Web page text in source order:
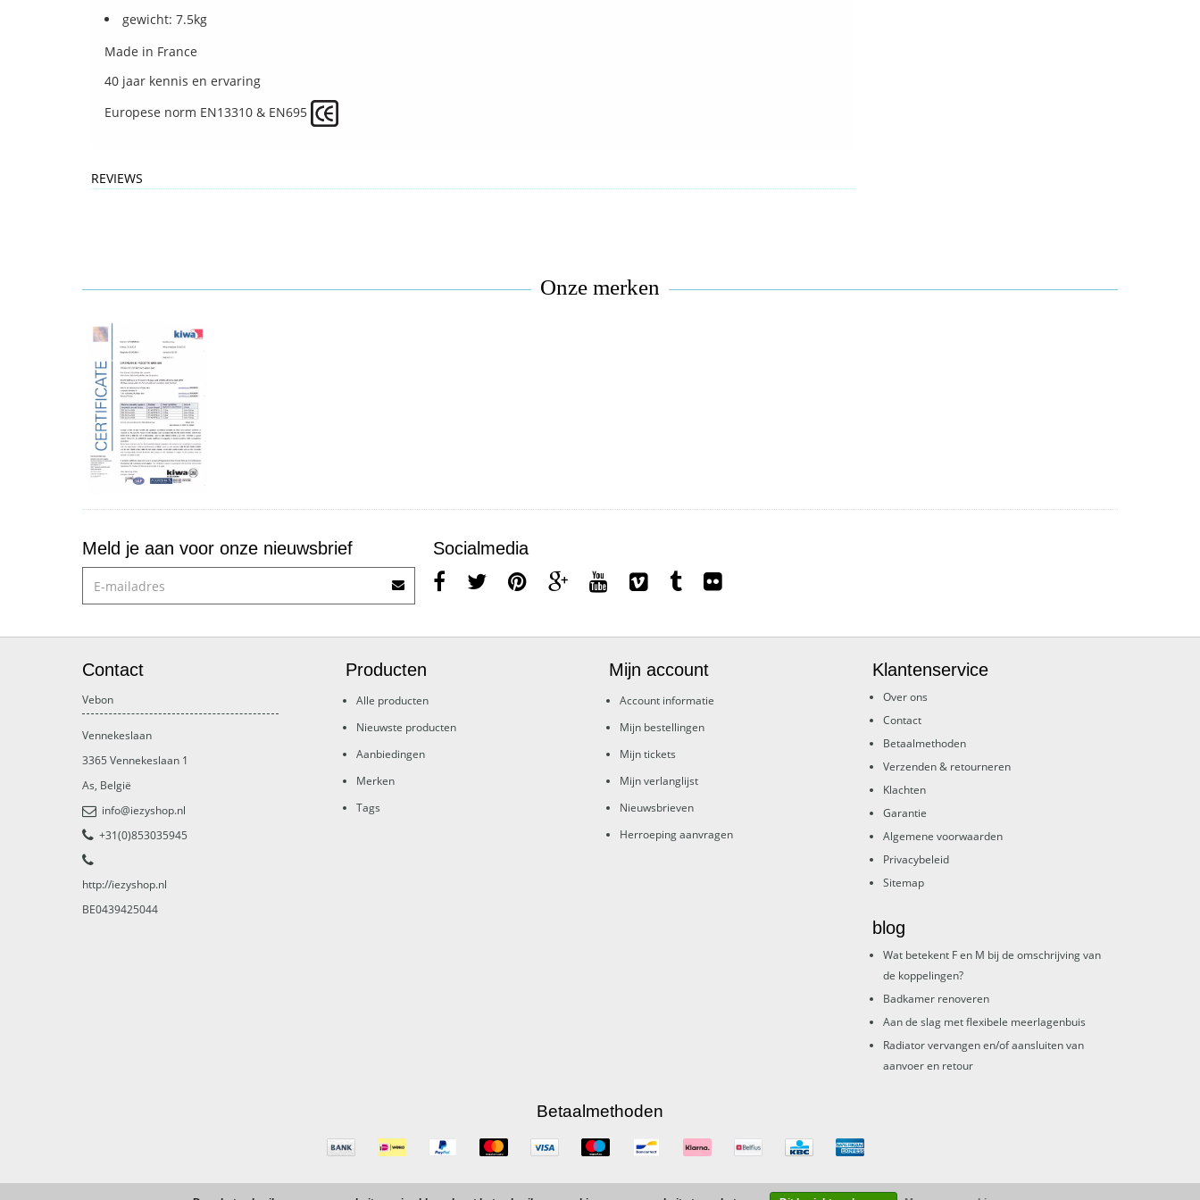
gewicht: 7.5kg
Made in France
40 jaar kennis en ervaring
Europese norm EN13310 & EN695
REVIEWS
Onze merken
Meld je aan voor onze nieuwsbrief Socialmedia
Contact
Vebon
Vennekeslaan
3365 Vennekeslaan 1
As, België
info@iezyshop.nl
+31(0)853035945
http://iezyshop.nl
BE0439425044
Producten
Alle producten
Nieuwste producten
Aanbiedingen
Merken
Tags
Mijn account
Account informatie
Mijn bestellingen
Mijn tickets
Mijn verlanglijst
Nieuwsbrieven
Herroeping aanvragen
Klantenservice
Over ons
Contact
Betaalmethoden
Verzenden & retourneren
Klachten
Garantie
Algemene voorwaarden
Privacybeleid
Sitemap
blog
Wat betekent F en M bij de omschrijving van
de koppelingen?
Badkamer renoveren
Aan de slag met flexibele meerlagenbuis
Radiator vervangen en/of aansluiten van
aanvoer en retour
Betaalmethoden
Theme by totalli t|m e-commerce